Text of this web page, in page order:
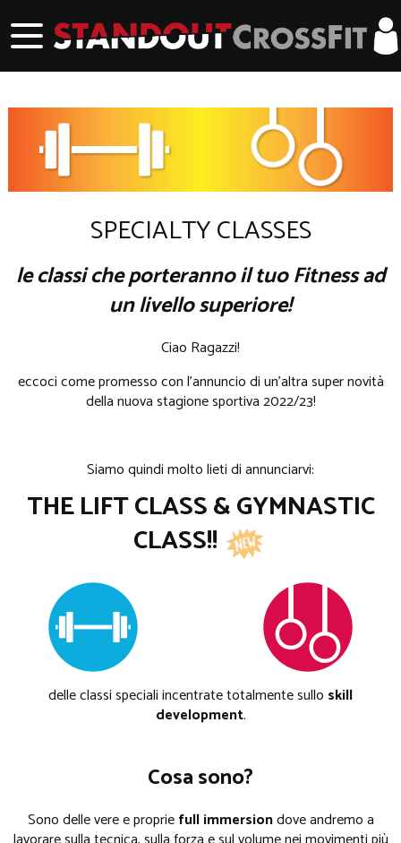
SPECIALTY CLASSES
le classi che porteranno il tuo Fitness ad
un livello superiore!
Ciao Ragazzi!
eccoci come promesso con l'annuncio di un'altra super novità
della nuova stagione sportiva 2022/23!
Siamo quindi molto lieti di annunciarvi:
THE LIFT CLASS & GYMNASTIC
CLASS!!
delle classi speciali incentrate totalmente sullo skill
development.
Cosa sono?
Sono delle vere e propriefull immersiondove andremo a